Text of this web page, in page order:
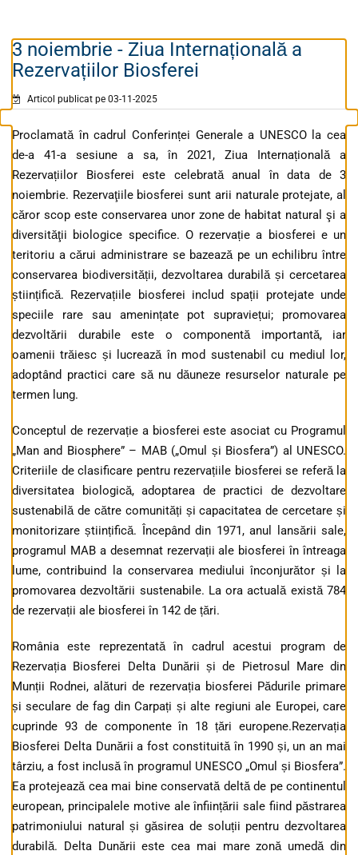
3 noiembrie - Ziua Internațională a
Rezervațiilor Biosferei
Articol publicat pe 03-11-2025
Proclamată în cadrul Conferinței Generale a UNESCO la cea
de-a 41-a sesiune a sa, în 2021, Ziua Internațională a
Rezervațiilor Biosferei este celebrată anual în data de 3
noiembrie. Rezervaţiile biosferei sunt arii naturale protejate, al
căror scop este conservarea unor zone de habitat natural şi a
diversităţii biologice specifice. O rezervație a biosferei e un
teritoriu a cărui administrare se bazează pe un echilibru între
conservarea biodiversității, dezvoltarea durabilă și cercetarea
științifică. Rezervațiile biosferei includ spații protejate unde
speciile rare sau amenințate pot supraviețui; promovarea
dezvoltării durabile este o componentă importantă, iar
oamenii trăiesc și lucrează în mod sustenabil cu mediul lor,
adoptând practici care să nu dăuneze resurselor naturale pe
termen lung.
Conceptul de rezervație a biosferei este asociat cu Programul
„Man and Biosphere” – MAB („Omul și Biosfera”) al UNESCO.
Criteriile de clasificare pentru rezervațiile biosferei se referă la
diversitatea biologică, adoptarea de practici de dezvoltare
sustenabilă de către comunități și capacitatea de cercetare și
monitorizare științifică. Începând din 1971, anul lansării sale,
programul MAB a desemnat rezervații ale biosferei în întreaga
lume, contribuind la conservarea mediului înconjurător și la
promovarea dezvoltării sustenabile. La ora actuală există 784
de rezervații ale biosferei în 142 de țări.
România este reprezentată în cadrul acestui program de
Rezervația Biosferei Delta Dunării și de Pietrosul Mare din
Munții Rodnei, alături de rezervația biosferei Pădurile primare
și seculare de fag din Carpați și alte regiuni ale Europei, care
cuprinde 93 de componente în 18 țări europene.Rezervația
Biosferei Delta Dunării a fost constituită în 1990 și, un an mai
târziu, a fost inclusă în programul UNESCO „Omul și Biosfera”.
Ea protejează cea mai bine conservată deltă de pe continentul
european, principalele motive ale înființării sale fiind păstrarea
patrimoniului natural și găsirea de soluții pentru dezvoltarea
durabilă. Delta Dunării este cea mai mare zonă umedă din